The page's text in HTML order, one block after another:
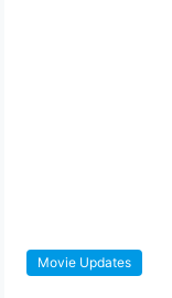
Movie Updates